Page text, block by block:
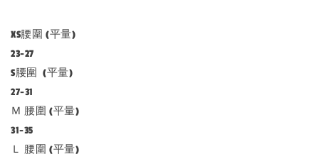
XS腰圍 (平量)
23-27
S腰圍 (平量)
27-31
Ｍ 腰圍 (平量)
31-35
Ｌ 腰圍 (平量)